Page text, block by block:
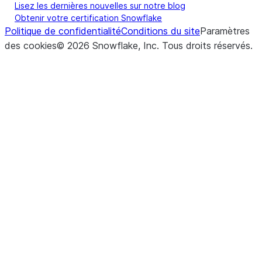
Lisez les dernières nouvelles sur notre blog
Obtenir votre certification Snowflake
Politique de confidentialitéConditions du siteParamètres
des cookies© 2026 Snowflake, Inc. Tous droits réservés.